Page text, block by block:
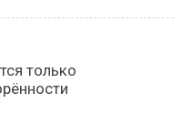
только